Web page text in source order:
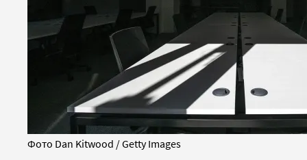
Фото Dan Kitwood / Getty Images